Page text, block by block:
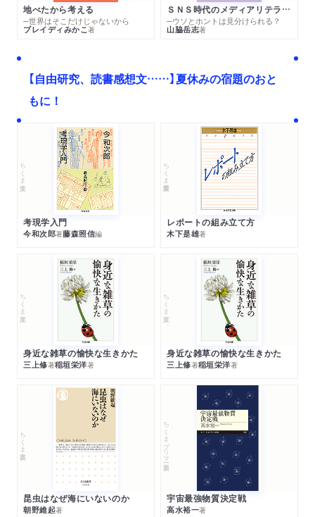
地べたから考える
─世界はそこだけじゃないから
ブレイディみかこ著
ＳＮＳ時代のメディアリテラシー
─ウソとホントは見分けられる？
山脇岳志著
【自由研究、読書感想文……】夏休みの宿題のおと
もに！
ちくま文庫
考現学入門
今和次郎著藤森照信編
ちくま学芸文庫
レポートの組み立て方
木下是雄著
ちくま文庫
身近な雑草の愉快な生きかた
三上修著稲垣栄洋著
ちくま文庫
身近な雑草の愉快な生きかた
三上修著稲垣栄洋著
ちくま新書
昆虫はなぜ海にいないのか
朝野維起著
ちくまプリマー新書
宇宙最強物質決定戦
高水裕一著